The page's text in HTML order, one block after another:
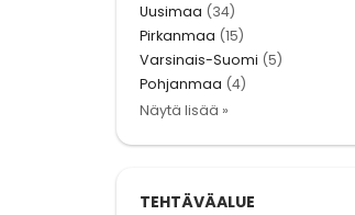
Uusimaa (34)
Pirkanmaa (15)
Varsinais-Suomi (5)
Pohjanmaa (4)
Näytä lisää »
TEHTÄVÄALUE